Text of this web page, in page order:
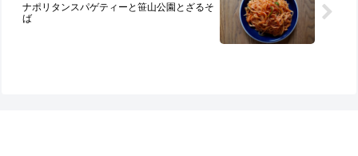
ナポリタンスパゲティーと笹山公園とざるそ
ば